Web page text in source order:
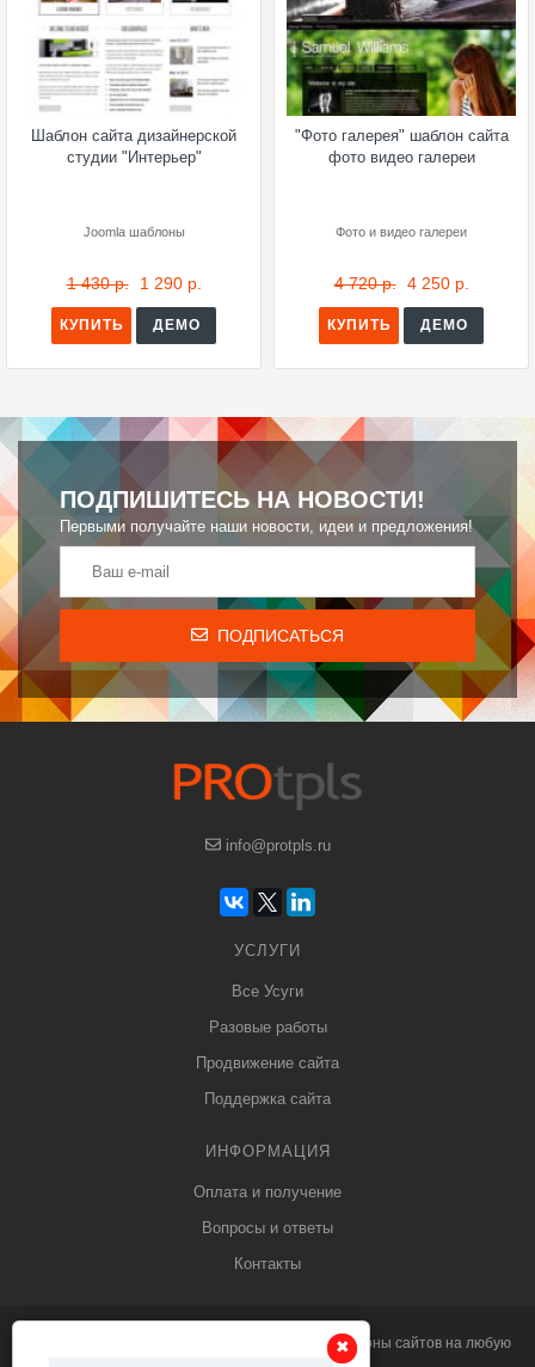
Шаблон сайта дизайнерской
студии "Интерьер"
Joomla шаблоны
1 430 р. 1 290 р.
КУПИТЬ ДЕМО
"Фото галерея" шаблон сайта
фото видео галереи
Фото и видео галереи
4 720 р. 4 250 р.
КУПИТЬ ДЕМО
ПОДПИШИТЕСЬ НА НОВОСТИ!
Первыми получайте наши новости, идеи и предложения!
ПОДПИСАТЬСЯ
info@protpls.ru
УСЛУГИ
Все Усуги
Разовые работы
Продвижение сайта
Поддержка сайта
ИНФОРМАЦИЯ
Оплата и получение
Вопросы и ответы
Контакты
tpls.ru профессиональныешаблоны сайтов на любую
✖
✖